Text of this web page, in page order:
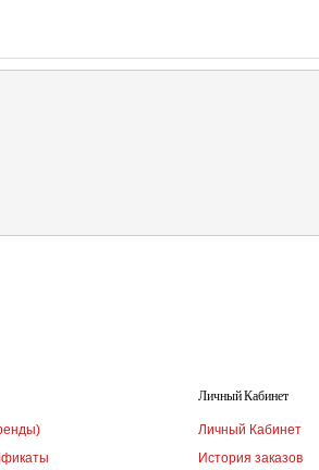
Личный Кабинет
Личный Кабинет
История заказов